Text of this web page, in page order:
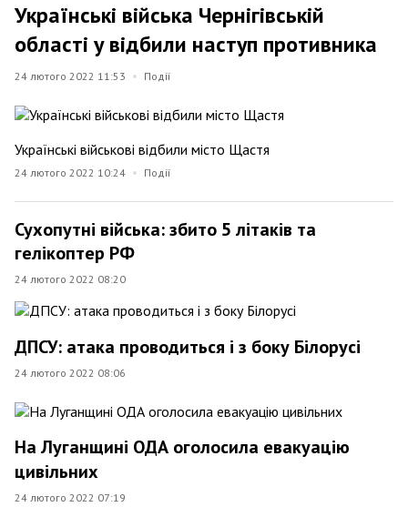
Українські війська Чернігівській
області у відбили наступ противника
24 лютого 2022 11:53 Події
Українські військові відбили місто Щастя
24 лютого 2022 10:24 Події
Сухопутні війська: збито 5 літаків та
гелікоптер РФ
24 лютого 2022 08:20
ДПСУ: атака проводиться і з боку Білорусі
24 лютого 2022 08:06
На Луганщині ОДА оголосила евакуацію
цивільних
24 лютого 2022 07:19